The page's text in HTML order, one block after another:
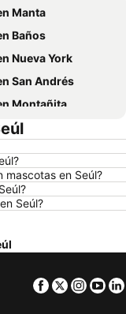
Manta
Baños
Nueva York
San Andrés
Montañita
Pedernales
Roma
Cojimies
Zorritos
Esmeraldas
Colombia
mascotas en Seúl?
Seúl?
Facebook
Twitter